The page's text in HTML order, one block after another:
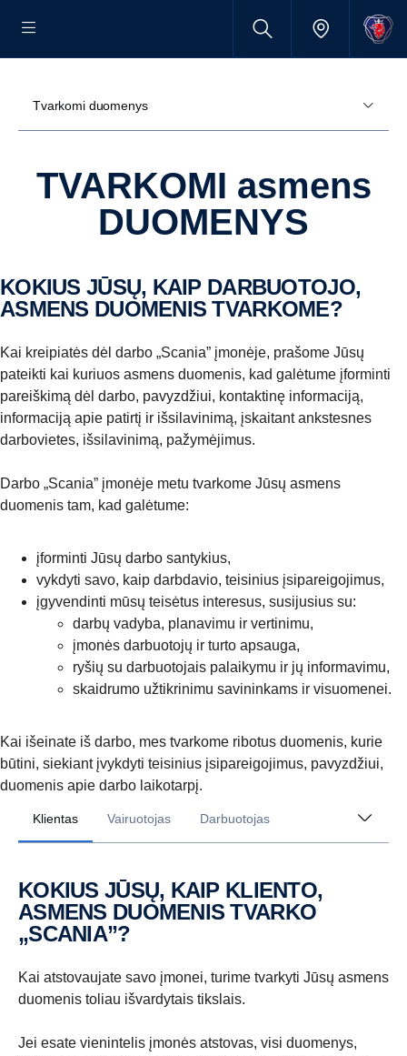
Tvarkomi duomenys
TVARKOMI asmens
DUOMENYS
KOKIUS JŪSŲ, KAIP DARBUOTOJO,
ASMENS DUOMENIS TVARKOME?
Kai kreipiatės dėl darbo „Scania” įmonėje, prašome Jūsų
pateikti kai kuriuos asmens duomenis, kad galėtume įforminti
pareiškimą dėl darbo, pavyzdžiui, kontaktinę informaciją,
informaciją apie patirtį ir išsilavinimą, įskaitant ankstesnes
darbovietes, išsilavinimą, pažymėjimus.
Darbo „Scania” įmonėje metu tvarkome Jūsų asmens
duomenis tam, kad galėtume:
įforminti Jūsų darbo santykius,
vykdyti savo, kaip darbdavio, teisinius įsipareigojimus,
įgyvendinti mūsų teisėtus interesus, susijusius su:
darbų vadyba, planavimu ir vertinimu,
įmonės darbuotojų ir turto apsauga,
ryšių su darbuotojais palaikymu ir jų informavimu,
skaidrumo užtikrinimu savininkams ir visuomenei.
Kai išeinate iš darbo, mes tvarkome ribotus duomenis, kurie
būtini, siekiant įvykdyti teisinius įsipareigojimus, pavyzdžiui,
duomenis apie darbo laikotarpį.
Klientas Vairuotojas Darbuotojas
KOKIUS JŪSŲ, KAIP KLIENTO,
ASMENS DUOMENIS TVARKO
„SCANIA”?
Kai atstovaujate savo įmonei, turime tvarkyti Jūsų asmens
duomenis toliau išvardytais tikslais.
Jei esate vienintelis įmonės atstovas, visi duomenys,